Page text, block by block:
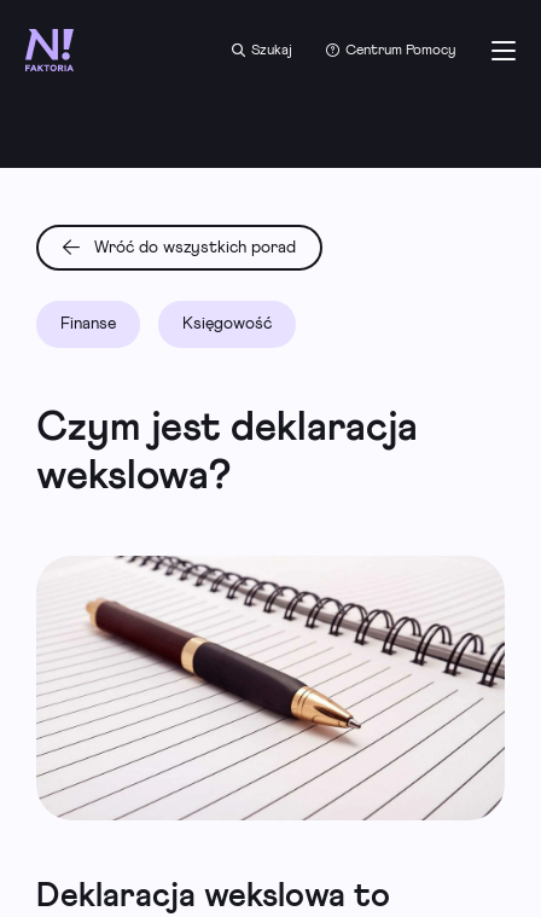
Szukaj Centrum Pomocy
Wróć do wszystkich porad
Finanse Księgowość
Czym jest deklaracja
wekslowa?
Deklaracja wekslowa to